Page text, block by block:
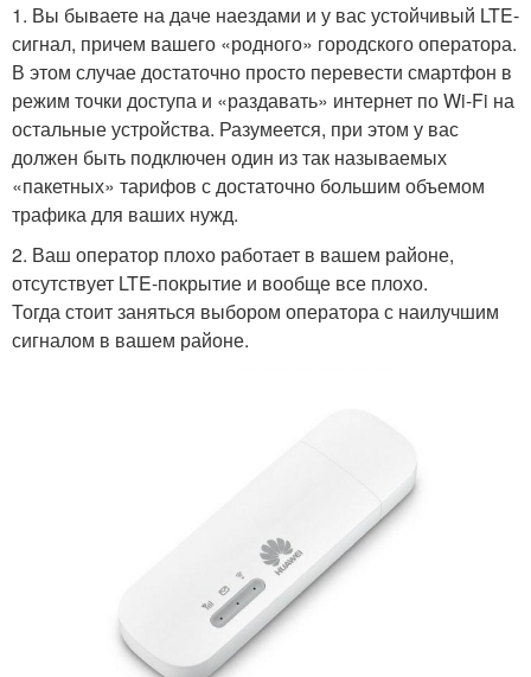
1. Вы бываете на даче наездами и у вас устойчивый LTE-
сигнал, причем вашего «родного» городского оператора.
В этом случае достаточно просто перевести смартфон в
режим точки доступа и «раздавать» интернет по Wi-Fi на
остальные устройства. Разумеется, при этом у вас
должен быть подключен один из так называемых
«пакетных» тарифов с достаточно большим объемом
трафика для ваших нужд.
2. Ваш оператор плохо работает в вашем районе,
отсутствует LTE-покрытие и вообще все плохо.
Тогда стоит заняться выбором оператора с наилучшим
сигналом в вашем районе.